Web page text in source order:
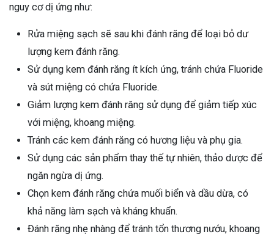
nguy cơ dị ứng như:
Rửa miệng sạch sẽ sau khi đánh răng để loại bỏ dư
lượng kem đánh răng.
Sử dụng kem đánh răng ít kích ứng, tránh chứa Fluoride
và sút miệng có chứa Fluoride.
Giảm lượng kem đánh răng sử dụng để giảm tiếp xúc
với miệng, khoang miệng.
Tránh các kem đánh răng có hương liệu và phụ gia.
Sử dụng các sản phẩm thay thế tự nhiên, thảo dược để
ngăn ngừa dị ứng.
Chọn kem đánh răng chứa muối biển và dầu dừa, có
khả năng làm sạch và kháng khuẩn.
Đánh răng nhẹ nhàng để tránh tổn thương nướu, khoang